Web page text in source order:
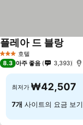
3 성급 호텔
플레아 드 블랑
8.3 아주 좋음 3,393
최저가 ₩42,507
7개 사이트의 요금 보기